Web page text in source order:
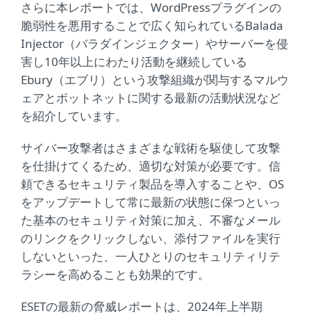
さらに本レポートでは、WordPressプラグインの
脆弱性を悪用することで広く知られているBalada
Injector（バラダインジェクター）やサーバーを侵
害し10年以上にわたり活動を継続している
Ebury（エブリ）という攻撃組織が関与するマルウ
ェアとボットネットに関する最新の活動状況など
を紹介しています。
サイバー攻撃者はさまざまな戦術を駆使して攻撃
を仕掛けてくるため、適切な対策が必要です。信
頼できるセキュリティ製品を導入することや、OS
をアップデートして常に最新の状態に保つといっ
た基本のセキュリティ対策に加え、不審なメール
のリンクをクリックしない、添付ファイルを実行
しないといった、一人ひとりのセキュリティリテ
ラシーを高めることも効果的です。
ESETの最新の脅威レポートは、2024年上半期